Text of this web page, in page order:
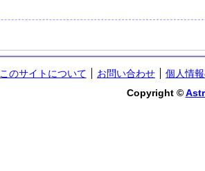
このサイトについて お問い合わせ
個人情
Copyright ©